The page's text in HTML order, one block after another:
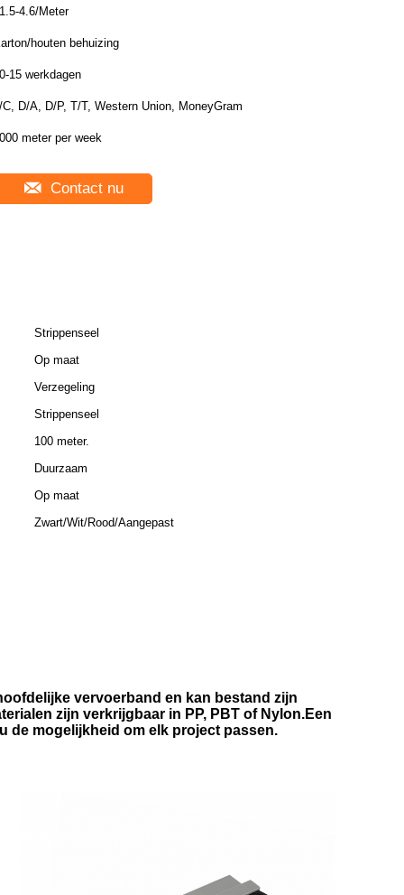
4.6/Meter
houten behuizing
15 werkdagen
C, D/A, D/P, T/T, Western Union, MoneyGram
meter per week
Contact nu
Strippenseel
Op maat
Verzegeling
Strippenseel
100 meter.
Duurzaam
Op maat
Zwart/Wit/Rood/Aangepast
vervoerband en kan bestand zijn
zijn verkrijgbaar in PP, PBT of Nylon.Een
de mogelijkheid om elk project passen.